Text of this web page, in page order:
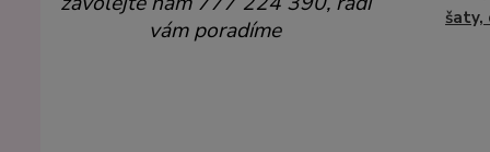
vám poradíme
šaty,